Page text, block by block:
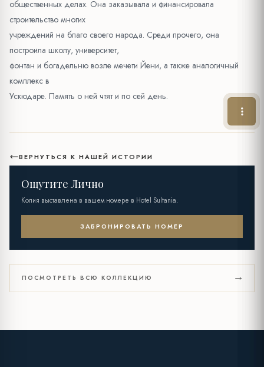
общественных делах. Она заказывала и финансировала
строительство многих
учреждений на благо своего народа. Среди прочего, она
построила школу, университет,
фонтан и богадельню возле мечети Йени, а также аналогичный
комплекс в
Ускюдаре. Память о ней чтят и по сей день.
ВЕРНУТЬСЯ К НАШЕЙ ИСТОРИИ
Ощутите Лично
Копия выставлена в вашем номере в Hotel Sultania.
ЗАБРОНИРОВАТЬ НОМЕР
ПОСМОТРЕТЬ ВСЮ КОЛЛЕКЦИЮ